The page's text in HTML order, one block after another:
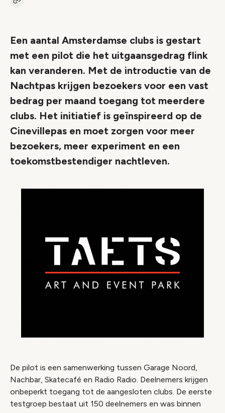
Kopieer link naar artikel
Een aantal Amsterdamse clubs is gestart
met een pilot die het uitgaansgedrag flink
kan veranderen. Met de introductie van de
Nachtpas krijgen bezoekers voor een vast
bedrag per maand toegang tot meerdere
clubs. Het initiatief is geïnspireerd op de
Cinevillepas en moet zorgen voor meer
bezoekers, meer experiment en een
toekomstbestendiger nachtleven.
De pilot is een samenwerking tussen Garage Noord,
Nachbar, Skatecafé en Radio Radio. Deelnemers krijgen
onbeperkt toegang tot de aangesloten clubs. De eerste
testgroep bestaat uit 150 deelnemers en was binnen